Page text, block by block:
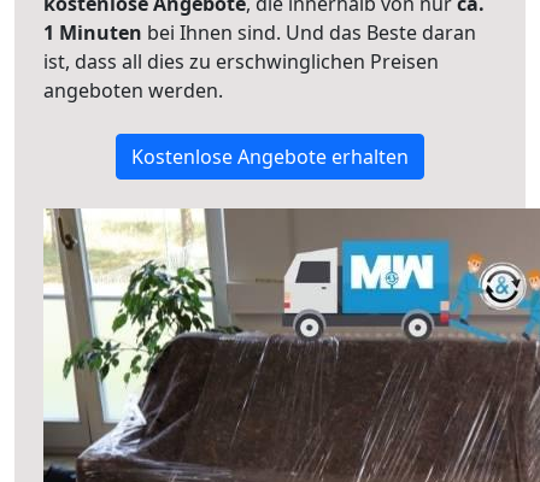
1 Minuten bei Ihnen sind. Und das Beste daran
ist, dass all dies zu erschwinglichen Preisen
angeboten werden.
Kostenlose Angebote erhalten